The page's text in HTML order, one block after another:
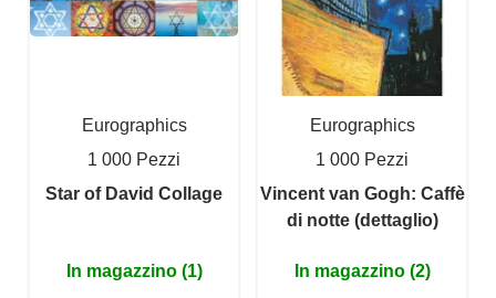
Eurographics
1 000 Pezzi
Star of David Collage
In magazzino (1)
Eurographics
1 000 Pezzi
Vincent van Gogh: Caffè
di notte (dettaglio)
In magazzino (2)